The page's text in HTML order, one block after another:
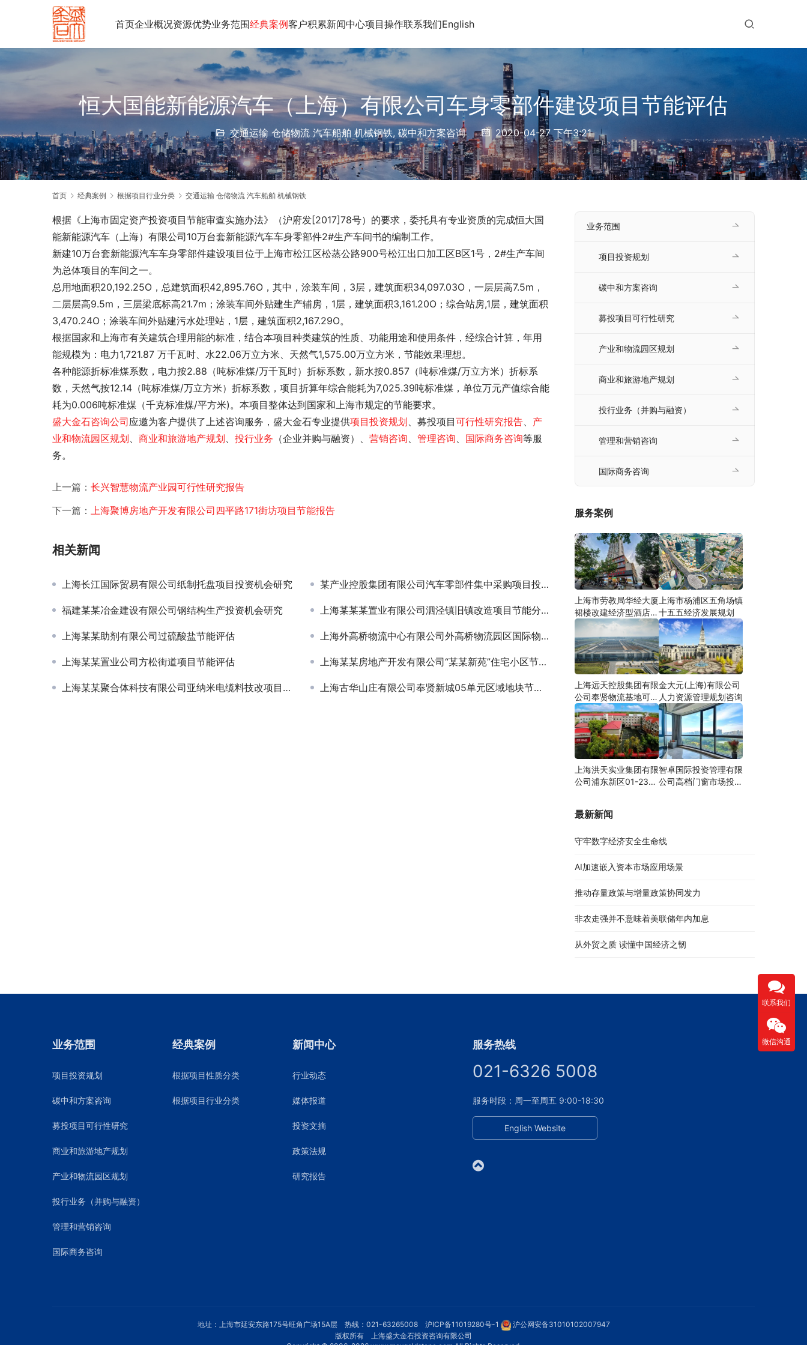
首页企业概况资源优势业务范围经典案例客户积累新闻中心项目操作联系我们English
恒大国能新能源汽车（上海）有限公司车身零部件建设项目节能评估
交通运输 仓储物流 汽车船舶 机械钢铁, 碳中和方案咨询 2020-04-27 下午3:21
首页 经典案例 根据项目行业分类 交通运输 仓储物流 汽车船舶 机械钢铁
根据《上海市固定资产投资项目节能审查实施办法》（沪府发[2017]78号）的要求，委托具有专业资质的完成恒大国
能新能源汽车（上海）有限公司10万台套新能源汽车车身零部件2#生产车间书的编制工作。
新建10万台套新能源汽车车身零部件建设项目位于上海市松江区松蒸公路900号松江出口加工区B区1号，2#生产车间
为总体项目的车间之一。
总用地面积20,192.25O，总建筑面积42,895.76O，其中，涂装车间，3层，建筑面积34,097.03O，一层层高7.5m，
二层层高9.5m，三层梁底标高21.7m；涂装车间外贴建生产辅房，1层，建筑面积3,161.20O；综合站房,1层，建筑面积
3,470.24O；涂装车间外贴建污水处理站，1层，建筑面积2,167.29O。
根据国家和上海市有关建筑合理用能的标准，结合本项目种类建筑的性质、功能用途和使用条件，经综合计算，年用
能规模为：电力1,721.87 万千瓦时、水22.06万立方米、天然气1,575.00万立方米，节能效果理想。
各种能源折标准煤系数，电力按2.88（吨标准煤/万千瓦时）折标系数，新水按0.857（吨标准煤/万立方米）折标系
数，天然气按12.14（吨标准煤/万立方米）折标系数，项目折算年综合能耗为7,025.39吨标准煤，单位万元产值综合能
耗为0.006吨标准煤（千克标准煤/平方米)。本项目整体达到国家和上海市规定的节能要求。
盛大金石咨询公司应邀为客户提供了上述咨询服务，盛大金石专业提供项目投资规划、募投项目可行性研究报告、 产
业和物流园区规划、 商业和旅游地产规划、 投行业务 （企业并购与融资）、 营销咨询、 管理咨询、 国际商务咨询等服
务。
上一篇： 长兴智慧物流产业园可行性研究报告
下一篇： 上海聚博房地产开发有限公司四平路171街坊项目节能报告
相关新闻
上海长江国际贸易有限公司纸制托盘项目投资机会研究 某产业控股集团有限公司汽车零部件集中采购项目投资规划
福建某某冶金建设有限公司钢结构生产投资机会研究 上海某某某置业有限公司泗泾镇旧镇改造项目节能分析报告
上海某某助剂有限公司过硫酸盐节能评估 上海外高桥物流中心有限公司外高桥物流园区国际物流中心
上海某某置业公司方松街道项目节能评估 上海某某房地产开发有限公司“某某新苑”住宅小区节能评估
上海某某聚合体科技有限公司亚纳米电缆料技改项目申请及节能评估 上海古华山庄有限公司奉贤新城05单元区域地块节能报告
业务范围
项目投资规划
碳中和方案咨询
募投项目可行性研究
产业和物流园区规划
商业和旅游地产规划
投行业务（并购与融资）
管理和营销咨询
国际商务咨询
服务案例
上海市劳教局华经大厦
裙楼改建经济型酒店可
研
上海市杨浦区五角场镇
十五五经济发展规划
上海远天控股集团有限
公司奉贤物流基地可行
性研究
金大元(上海)有限公司
人力资源管理规划咨询
上海洪天实业集团有限
公司浦东新区01-23地
智卓国际投资管理有限
公司高档门窗市场投资
最新新闻
守牢数字经济安全生命线
AI加速嵌入资本市场应用场景
推动存量政策与增量政策协同发力
非农走强并不意味着美联储年内加息
从外贸之质 读懂中国经济之韧
业务范围
项目投资规划
碳中和方案咨询
募投项目可行性研究
商业和旅游地产规划
产业和物流园区规划
投行业务（并购与融资）
管理和营销咨询
国际商务咨询
经典案例
根据项目性质分类
根据项目行业分类
新闻中心
行业动态
媒体报道
投资文摘
政策法规
研究报告
服务热线
021-6326 5008
服务时段：周一至周五 9:00-18:30
English Website
地址：上海市延安东路175号旺角广场15A层 热线：021-63265008 沪ICP备11019280号-1
沪公网安备31010102007947
版权所有 上海盛大金石投资咨询有限公司
联系我们
微信沟通